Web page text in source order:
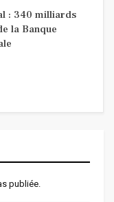
: 340 milliards
la Banque
publiée.